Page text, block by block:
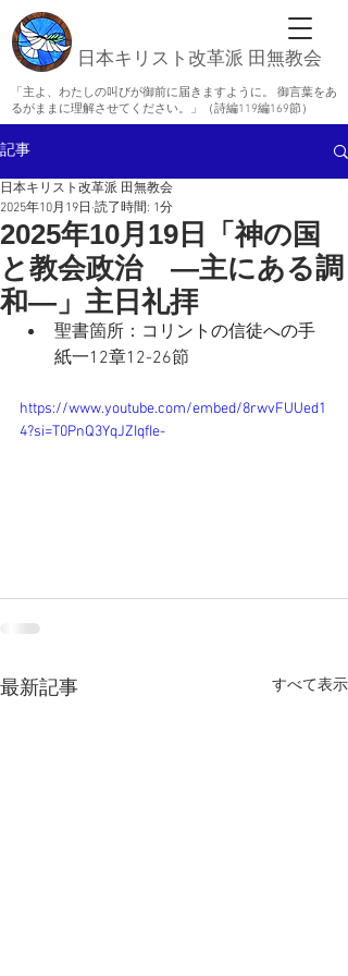
日本キリスト改革派 田無教会
「主よ、わたしの叫びが御前に届きますように。 御言葉をあ
るがままに理解させてください。」（詩編119編169節）
記事
2025年10月19日「神の国
と教会政治 ―主にある調
和―」主日礼拝
日本キリスト改革派 田無教会
2025年10月19日 読了時間: 1分
聖書箇所： コリントの信徒への手
紙一12章12-26節
https://www.youtube.com/embed/8rwvFUUed1
4?si=T0PnQ3YqJZIqfIe-
最新記事 すべて表示